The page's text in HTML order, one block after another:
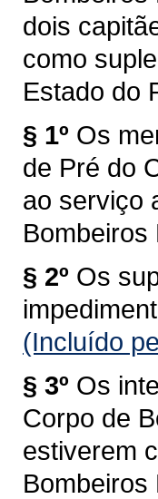
dois
como
Estado do
§ 1º Os
de Pré do
ao serviço
Bombeiros
§ 2º Os
(Incluído
§ 3º Os
Corpo de
estiverem
Bombeiros